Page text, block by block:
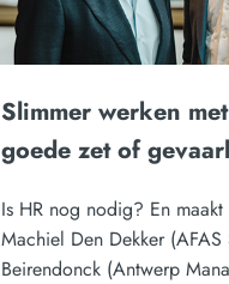
Slimmer werken
goede zet of
Is HR nog nodig? En
Machiel Den Dekker
Beirendonck (Antwerp